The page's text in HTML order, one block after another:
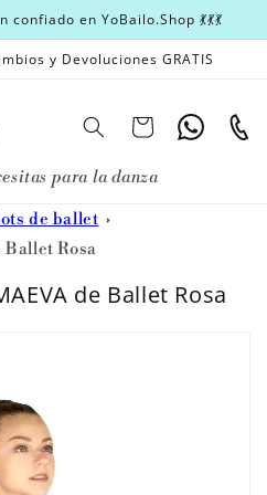
confiado en YoBailo.Shop 💃💃💃
y Devoluciones GRATIS
CarritoWhatsapp
para la danza
de ballet
Rosa
de Ballet Rosa